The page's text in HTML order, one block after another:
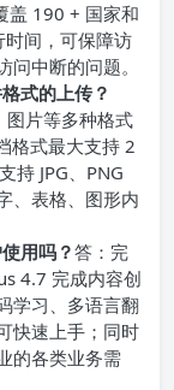
盖 190 + 国家和
间，可保障访
中断的问题。
式的上传？
图片等多种格式
格式最大支持 2
持 JPG、PNG
、表格、图形内
用吗？答：完
4.7 完成内容创
学习、多语言翻
快速上手；同时
的各类业务需